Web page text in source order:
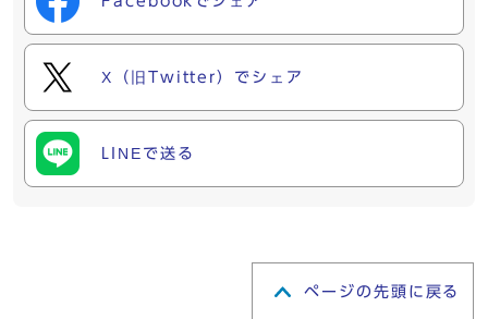
X（旧Twitter）でシェア
LINEで送る
ページの先頭に戻る